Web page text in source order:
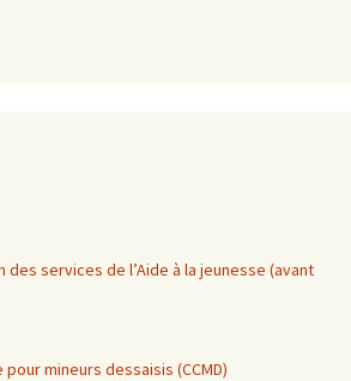
des services de l’Aide à la jeunesse (avant
mineurs dessaisis (CCMD)